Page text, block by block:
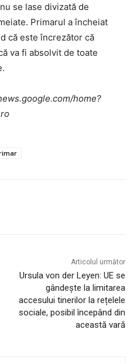
se lase divizată de
Primarul a încheiat
că este încrezător că
va fi absolvit de toate
home?
Articolul următor
Ursula von der Leyen: UE se
gândește la limitarea
accesului tinerilor la rețelele
sociale, posibil începând din
această vară